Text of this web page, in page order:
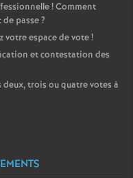
! Comment
passe?
votre espace de vote!
et contestation des
deux, trois ou quatre votes à